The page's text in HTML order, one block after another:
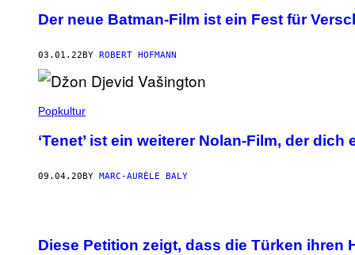
Der neue Batman-Film ist ein Fest für
03.01.22BY ROBERT HOFMANN
Popkultur
‘Tenet’ ist ein weiterer Nolan-Film, der dich
09.04.20 BY MARC-AURÈLE BALY
Diese Petition zeigt, dass die Türken ihren